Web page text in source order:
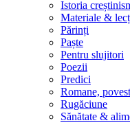
Istoria
Materiale &
Părinți
Paște
Pentru slujitori
Poezii
Predici
Romane,
Rugăciune
Sănătate &